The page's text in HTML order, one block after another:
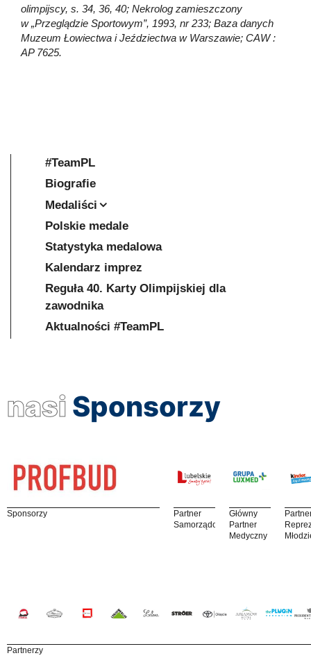
olimpijscy, s. 34, 36, 40; Nekrolog zamieszczony
w „Przeglądzie Sportowym”, 1993, nr 233; Baza danych
Muzeum Łowiectwa i Jeździectwa w Warszawie; CAW :
AP 7625.
#TeamPL
Biografie
Medaliści
Polskie medale
Statystyka medalowa
Kalendarz imprez
Reguła 40. Karty Olimpijskiej dla
zawodnika
Aktualności #TeamPL
nasi Sponsorzy
Sponsorzy
Partner
Samorządowy
Główny
Partner
Medyczny
Partnerzy